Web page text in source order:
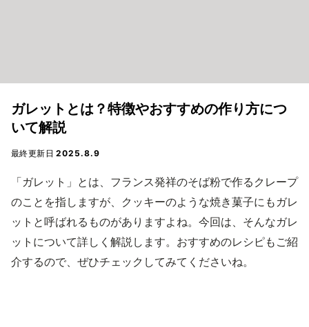
ガレットとは？特徴やおすすめの作り方につ
いて解説
最終更新日2025.8.9
「ガレット」とは、フランス発祥のそば粉で作るクレープ
のことを指しますが、クッキーのような焼き菓子にもガレ
ットと呼ばれるものがありますよね。今回は、そんなガレ
ットについて詳しく解説します。おすすめのレシピもご紹
介するので、ぜひチェックしてみてくださいね。